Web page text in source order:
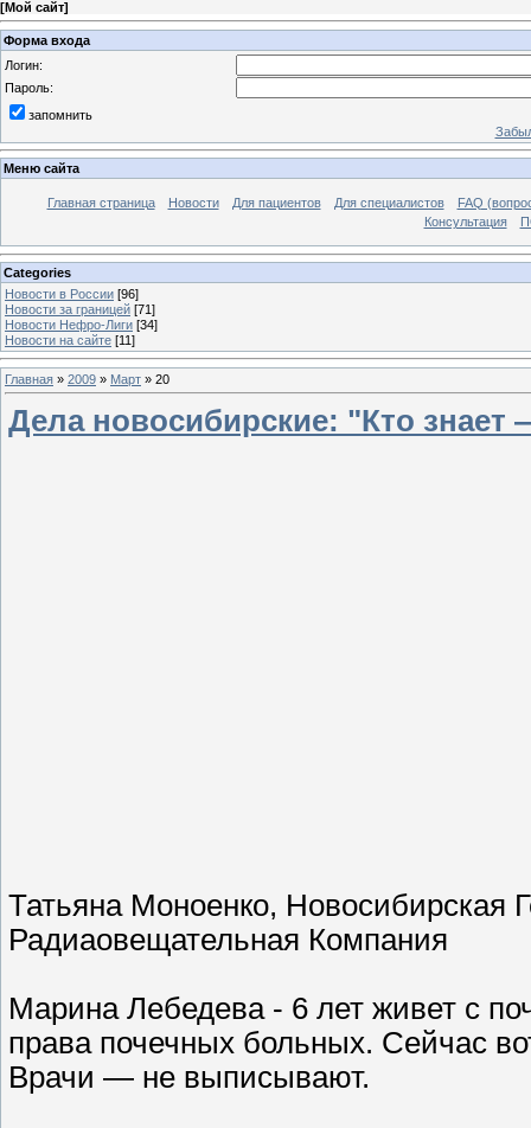
[Мой сайт]
Форма входа
Логин:
Пароль:
запомнить
Меню сайта
Главная страница Новости Для пациентов Для специалистов
FAQ
Консультация
Categories
Новости в России [96]
Новости за границей [71]
Новости Нефро-Лиги [34]
Новости на сайте [11]
Главная » 2009 » Март » 20
Дела новосибирские: "Кто знает
Татьяна Моноенко, Новосибирская
Радиаовещательная Компания
Марина Лебедева - 6 лет живет с
права почечных больных. Сейчас
Врачи — не выписывают.